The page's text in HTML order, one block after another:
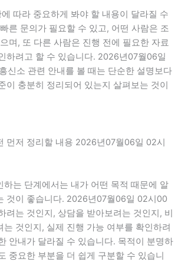
따라 중요하게 봐야 할 내용이 달라질 수
른 문의가 필요할 수 있고, 어떤 사람은 조
며, 또 다른 사람은 진행 전에 필요한 자료
하려고 할 수 있습니다. 2026년07월06일
신소 관련 안내를 볼 때는 단순한 설명보다
이 충분히 정리되어 있는지 살펴보는 것이
먼저 정리할 내용 2026년07월06일 02시
하는 단계에서는 내가 어떤 목적 때문에 알
것이 좋습니다. 2026년07월06일 02시00
려는 것인지, 상담을 받아보려는 것인지, 비
는 것인지, 실제 진행 가능 여부를 확인하려
안내가 달라질 수 있습니다. 목적이 분명하
중요한 부분을 더 쉽게 구분할 수 있습니